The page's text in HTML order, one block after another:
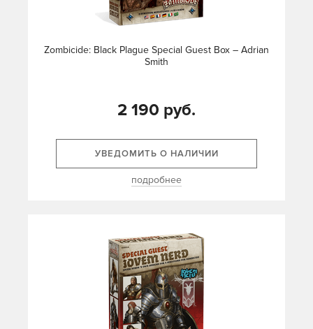
Zombicide: Black Plague Special Guest Box – Adrian
Smith
2 190 руб.
УВЕДОМИТЬ О НАЛИЧИИ
подробнее